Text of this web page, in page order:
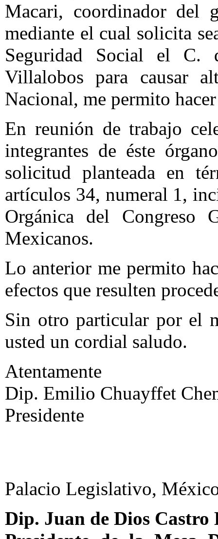
Macari, coordinador del
mediante el cual solicita
Seguridad Social el C.
Villalobos para causar
Nacional, me permito
En reunión de trabajo
integrantes de éste
solicitud planteada en
artículos 34, numeral 1,
Orgánica del Congreso
Mexicanos.
Lo anterior me permito
efectos que resulten
Sin otro particular por el
usted un cordial saludo.
Atentamente
Dip. Emilio Chuayffet
Presidente
Palacio Legislativo,
Dip. Juan de Dios Castro